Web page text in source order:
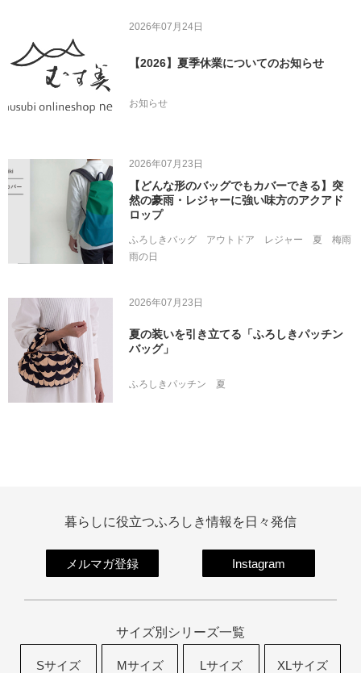
2026年07月24日
【2026】夏季休業についてのお知らせ
お知らせ
2026年07月23日
【どんな形のバッグでもカバーできる】突
然の豪雨・レジャーに強い味方のアクアド
ロップ
ふろしきバッグ アウトドア レジャー 夏
梅雨
雨の日
2026年07月23日
夏の装いを引き立てる「ふろしきパッチン
バッグ」
ふろしきパッチン 夏
暮らしに役立つふろしき情報を日々発信
メルマガ登録 Instagram
サイズ別シリーズ一覧
Sサイズ Mサイズ Lサイズ XLサイズ